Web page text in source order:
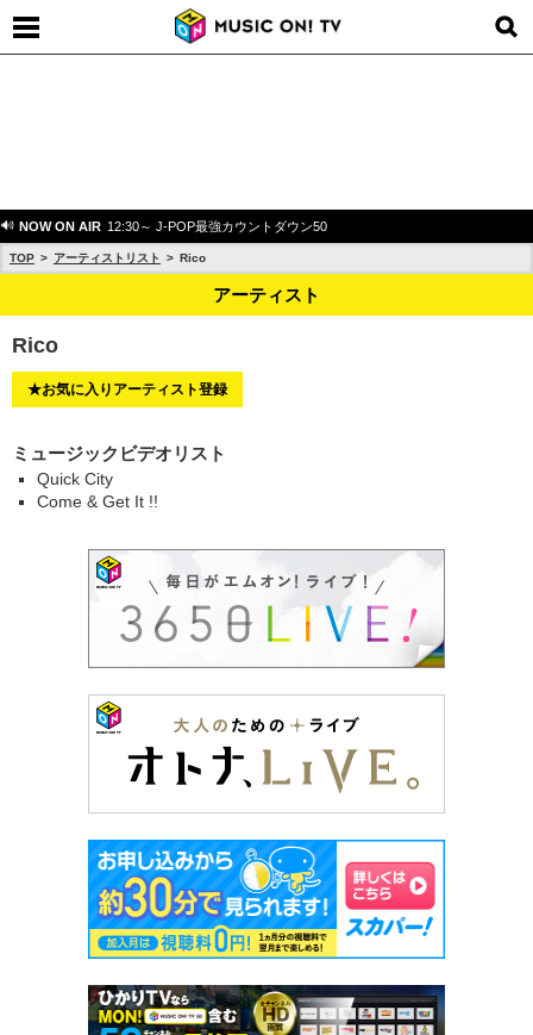
NOW ON AIR 12:30～ J-POP最強カウントダウン50
TOP アーティストリスト Rico
アーティスト
Rico
★お気に入りアーティスト登録
ミュージックビデオリスト
Quick City
Come & Get It !!